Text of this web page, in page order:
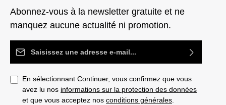
Abonnez-vous à la newsletter gratuite et ne
manquez aucune actualité ni promotion.
Adresse e-mail*
En sélectionnant Continuer, vous confirmez que vous
avez lu nos informations sur la protection des données
et que vous acceptez nos conditions générales